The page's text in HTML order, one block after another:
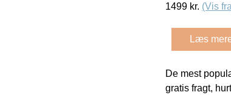
1499 kr. (Vis
Læs
De mest
gratis fragt,